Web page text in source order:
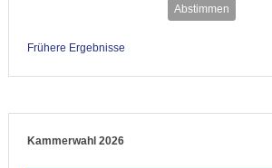
Abstimmen
Frühere Ergebnisse
Kammerwahl 2026